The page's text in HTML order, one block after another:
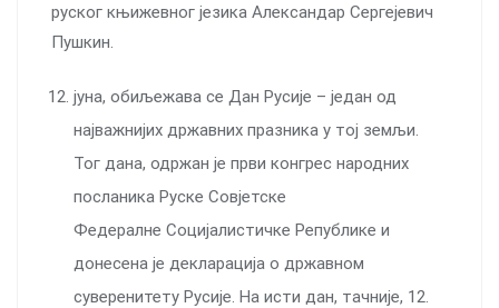
руског књижевног језика Александар Сергејевич
Пушкин.
јуна, обиљежава се Дан Русије – један од
најважнијих државних празника у тој земљи.
Тог дана, одржан је први конгрес народних
посланика Руске Совјетске
Федералне Социјалистичке Републике и
донесена је декларација о државном
суверенитету Русије. На исти дан, тачније, 12.